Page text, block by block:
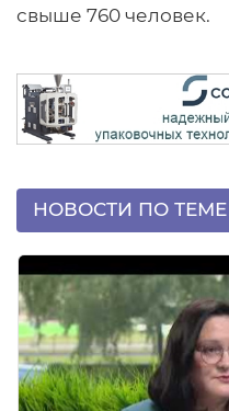
свыше 760 человек.
НОВОСТИ ПО ТЕМЕ